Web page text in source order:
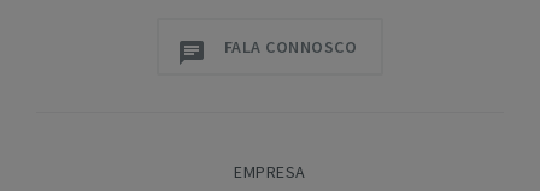
FALA CONNOSCO
EMPRESA